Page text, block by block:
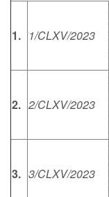
1. 1/CLXV/2023
2. 2/CLXV/2023
3. 3/CLXV/2023